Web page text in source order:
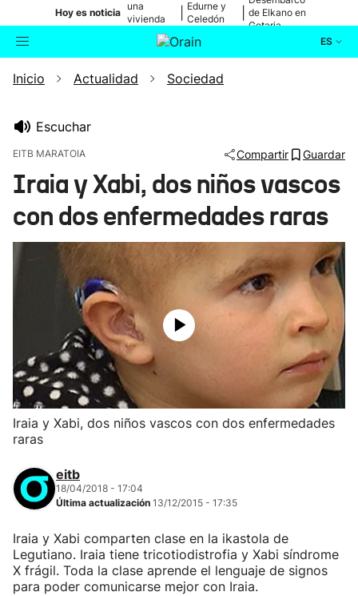
Hoy es noticia
una
vivienda
de Bilbao
Edurne y
Celedón
de Elkano en
Getaria
ES
Buscador Actualidad
Ikusmiran
Eguraldia
Inicio Actualidad Sociedad
Escuchar
EITB MARATOIA Compartir Guardar
Iraia y Xabi, dos niños vascos
con dos enfermedades raras
Iraia y Xabi, dos niños vascos con dos enfermedades
raras
eitb
18/04/2018 - 17:04
Última actualización 13/12/2015 - 17:35
Iraia y Xabi comparten clase en la ikastola de
Legutiano. Iraia tiene tricotiodistrofia y Xabi síndrome
X frágil. Toda la clase aprende el lenguaje de signos
para poder comunicarse mejor con Iraia.